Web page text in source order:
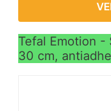
Tefal Emotion -
30 cm,